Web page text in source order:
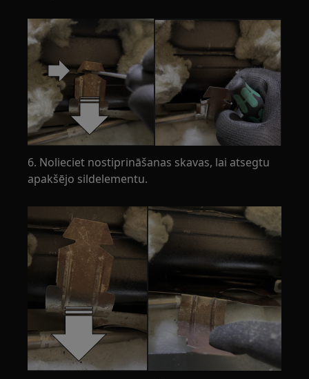
6. Nolieciet nostiprināšanas skavas, lai atsegtu
apakšējo sildelementu.